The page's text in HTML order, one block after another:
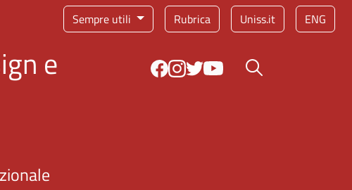
Sempre utili Rubrica Uniss.it ENG
e Bottone cerca